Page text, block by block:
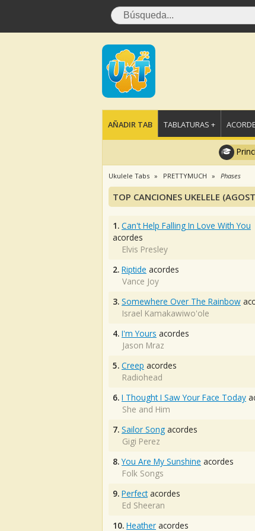
AÑADIR TAB TABLATURAS +
Ukulele Tabs PRETTYMUCH Phases
TOP CANCIONES UKELELE
1. Can't Help Falling In Love With You
acordes
Elvis Presley
2. Riptide acordes
Vance Joy
3. Somewhere Over The Rainbow
Israel Kamakawiwo'ole
4. I'm Yours acordes
Jason Mraz
5. Creep acordes
Radiohead
6. I Thought I Saw Your Face Today
She and Him
7. Sailor Song acordes
Gigi Perez
8. You Are My Sunshine acordes
Folk Songs
9. Perfectacordes
Ed Sheeran
10. Heather acordes